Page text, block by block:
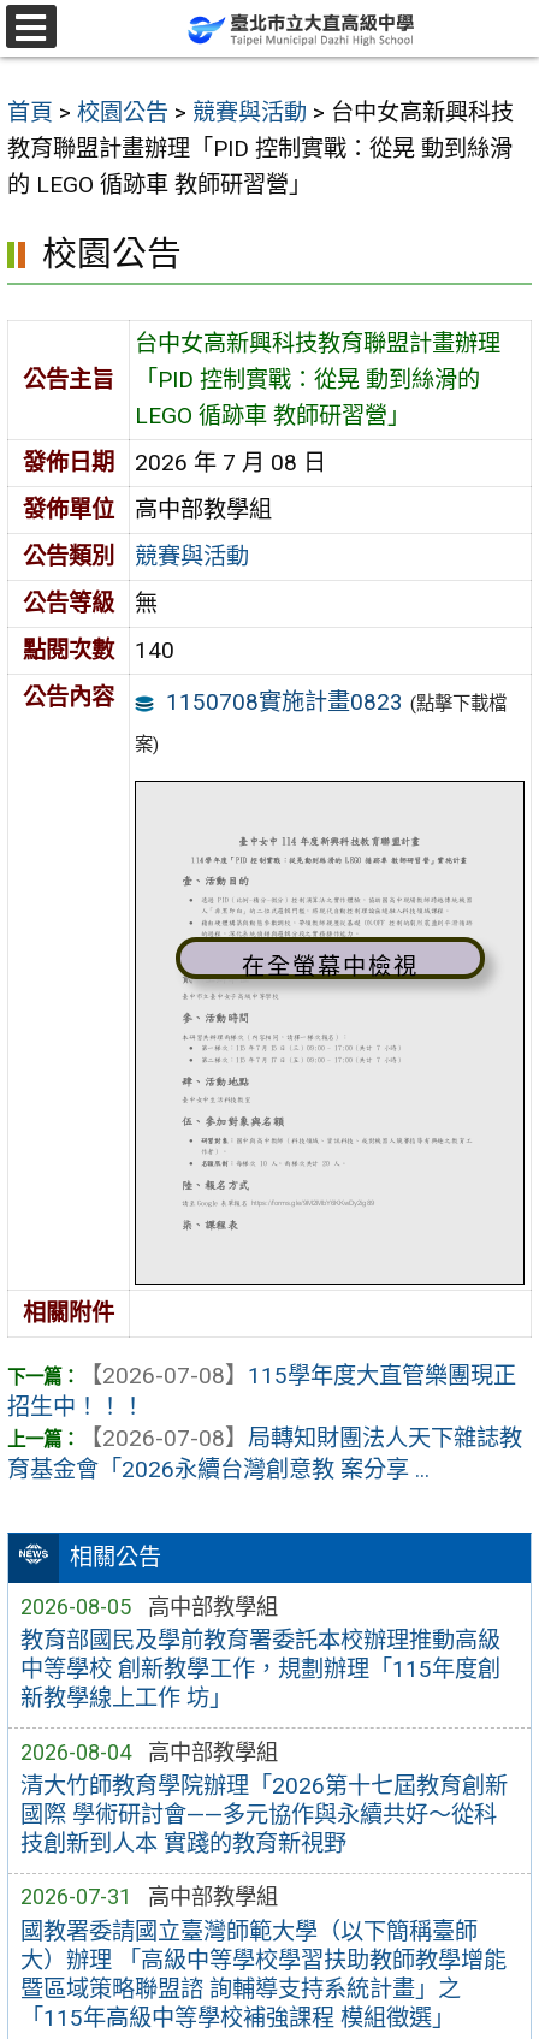
跳
至
要
內
容
首頁 > 校園公告 > 競賽與活動 > 台中女高新興科技
教育聯盟計畫辦理「PID 控制實戰：從晃 動到絲滑
的 LEGO 循跡車 教師研習營」
相關公告
2026-08-05 高中部教學組
教育部國民及學前教育署委託本校辦理推動高級
中等學校 創新教學工作，規劃辦理「115年度創
新教學線上工作 坊」
2026-08-04 高中部教學組
清大竹師教育學院辦理「2026第十七屆教育創新
國際 學術研討會——多元協作與永續共好～從科
技創新到人本 實踐的教育新視野
2026-07-31 高中部教學組
國教署委請國立臺灣師範大學（以下簡稱臺師
大）辦理 「高級中等學校學習扶助教師教學增能
暨區域策略聯盟諮 詢輔導支持系統計畫」之
「115年高級中等學校補強課程 模組徵選」
校園公告
公告主旨
台中女高新興科技教育聯盟計畫辦理
「PID 控制實戰：從晃 動到絲滑的
LEGO 循跡車 教師研習營」
發佈日期
2026 年 7 月 08 日
發佈單位
高中部教學組
公告類別
競賽與活動
公告等級
無
點閱次數
140
公告內容
1150708實施計畫0823 (點擊下載檔
案)
在全螢幕中檢視
相關附件
【2026-07-08】 115學年度大直管樂團現正
招生中！！！
【2026-07-08】 局轉知財團法人天下雜誌教
育基金會「2026永續台灣創意教 案分享 ...
選
單